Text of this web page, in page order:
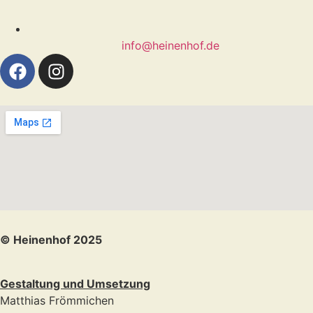
info@heinenhof.de
© Heinenhof 2025
Gestaltung und Umsetzung
Matthias Frömmichen